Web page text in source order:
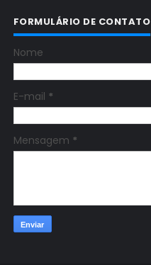
FORMULÁRIO DE CONTATO
Nome
E-mail *
Mensagem *